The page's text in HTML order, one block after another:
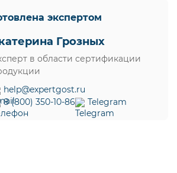
экспертом
Грозных
в области сертификации
help@expertgost.ru
8 (800) 350-10-86
Telegram